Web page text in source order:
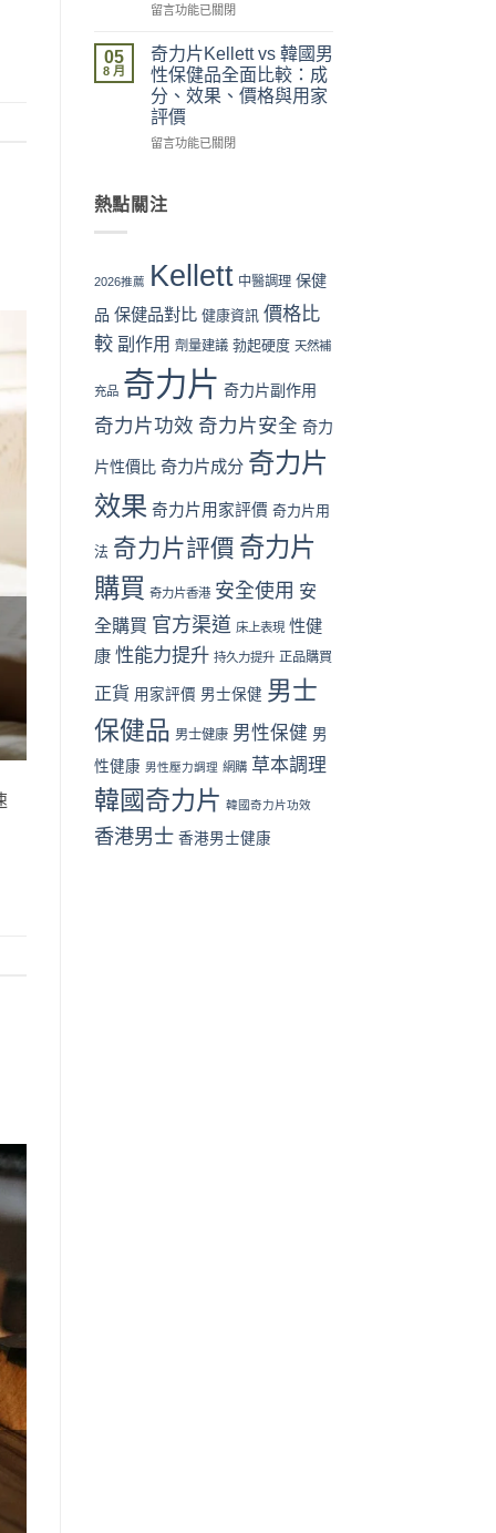
折
與
最
抵
購
買
時
評
拆
解
與
理
性
購
南〉
中
購
流
程
完
整
教
學：
單
到
一
看
中
在
力
片
Kellett
vs
日
本
保
健
分、
效
用
口
全
對
（2026
香
港
篇）〉
留言功能已關閉
05
8 月
奇力片Kellett vs 韓國男
性保健品全面比較：成
分、效果、價格與用家
評價
在
片
國
性
健
全
比
成
效
果、
價
格
用
家
評
價〉
留言功能已關閉
熱點關注
2026推薦 Kellett 中醫調理 保健
品 保健品對比 健康資訊 價格比
較 副作用 劑量建議 勃起硬度 天然補
充品 奇力片 奇力片副作用
奇力片功效 奇力片安全 奇力
片性價比 奇力片成分 奇力片
效果 奇力片用家評價 奇力片用
法 奇力片評價 奇力片
購買 奇力片香港 安全使用 安
全購買 官方渠道 床上表現 性健
康 性能力提升 持久力提升 正品購買
正貨 用家評價 男士保健 男士
保健品 男士健康 男性保健 男
性健康 男性壓力調理 網購 草本調理
韓國奇力片 韓國奇力片功效
香港男士 香港男士健康